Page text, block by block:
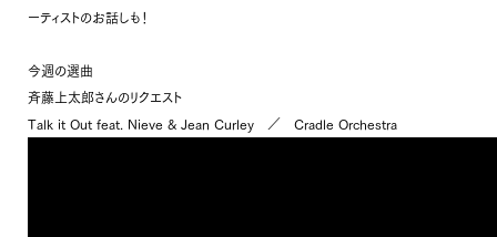
ーティストのお話しも！
今週の選曲
斉藤上太郎さんのリクエスト
Talk it Out feat. Nieve & Jean Curley ／ Cradle Orchestra